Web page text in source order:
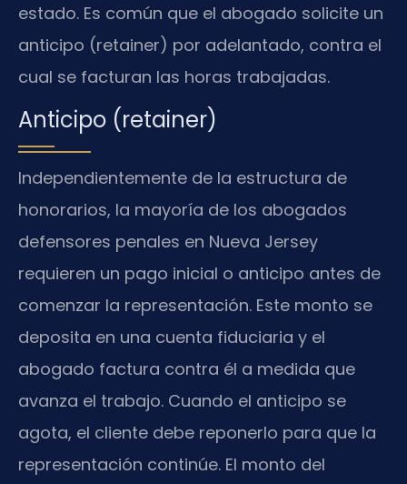
estado. Es común que el abogado solicite un
anticipo (retainer) por adelantado, contra el
cual se facturan las horas trabajadas.
Anticipo (retainer)
Independientemente de la estructura de
honorarios, la mayoría de los abogados
defensores penales en Nueva Jersey
requieren un pago inicial o anticipo antes de
comenzar la representación. Este monto se
deposita en una cuenta fiduciaria y el
abogado factura contra él a medida que
avanza el trabajo. Cuando el anticipo se
agota, el cliente debe reponerlo para que la
representación continúe. El monto del